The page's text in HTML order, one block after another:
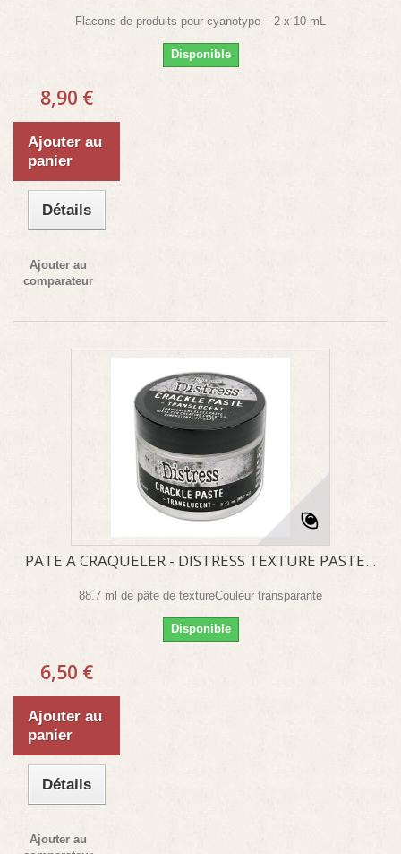
Flacons de produits pour cyanotype – 2 x 10 mL
Disponible
8,90 €
Ajouter au
panier
Détails
Ajouter au
comparateur
PATE A CRAQUELER - DISTRESS TEXTURE PASTE...
88.7 ml de pâte de textureCouleur transparante
Disponible
6,50 €
Ajouter au
panier
Détails
Ajouter au